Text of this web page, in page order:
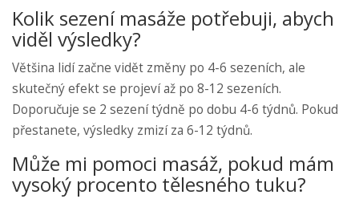
Kolik sezení masáže potřebuji, abych
viděl výsledky?
Většina lidí začne vidět změny po 4-6 sezeních, ale
skutečný efekt se projeví až po 8-12 sezeních.
Doporučuje se 2 sezení týdně po dobu 4-6 týdnů. Pokud
přestanete, výsledky zmizí za 6-12 týdnů.
Může mi pomoci masáž, pokud mám
vysoký procento tělesného tuku?